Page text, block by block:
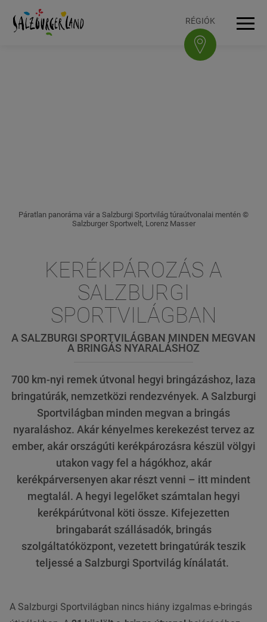
A tartalomhozAccesskey
[0]
A navigációhozAccesskey
[1]
Az oldal tetejéreAccesskey
[2]
A lábléchezAccesskey
[3] RÉGIÓK
Páratlan panoráma vár a Salzburgi Sportvilág túraútvonalai mentén ©
Salzburger Sportwelt, Lorenz Masser
KERÉKPÁROZÁS A
SALZBURGI
SPORTVILÁGBAN
A SALZBURGI SPORTVILÁGBAN MINDEN MEGVAN
A BRINGÁS NYARALÁSHOZ
700 km-nyi remek útvonal hegyi bringázáshoz, laza
bringatúrák, nemzetközi rendezvények. A Salzburgi
Sportvilágban minden megvan a bringás
nyaraláshoz. Akár kényelmes kerekezést tervez az
ember, akár országúti kerékpározásra készül völgyi
utakon vagy fel a hágókhoz, akár
kerékpárversenyen akar részt venni – itt mindent
megtalál. A hegyi legelőket számtalan hegyi
kerékpárútvonal köti össze. Kifejezetten
bringabarát szállásadók, bringás
szolgáltatóközpont, vezetett bringatúrák teszik
teljessé a Salzburgi Sportvilág kínálatát.
A Salzburgi Sportvilágban nincs hiány izgalmas e-bringás